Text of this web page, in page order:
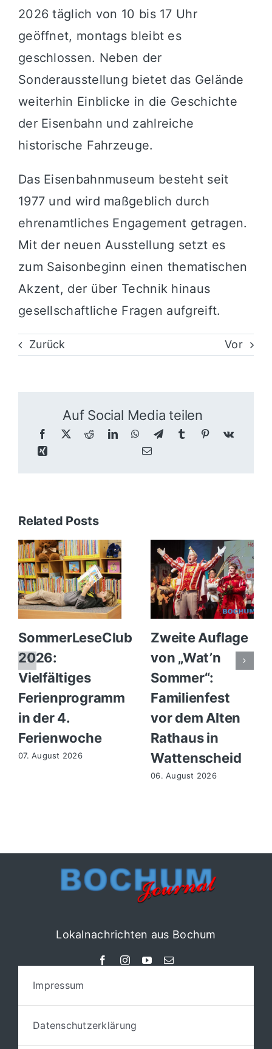
2026 täglich von 10 bis 17 Uhr
geöffnet, montags bleibt es
geschlossen. Neben der
Sonderausstellung bietet das Gelände
weiterhin Einblicke in die Geschichte
der Eisenbahn und zahlreiche
historische Fahrzeuge.
Das Eisenbahnmuseum besteht seit
1977 und wird maßgeblich durch
ehrenamtliches Engagement getragen.
Mit der neuen Ausstellung setzt es
zum Saisonbeginn einen thematischen
Akzent, der über Technik hinaus
gesellschaftliche Fragen aufgreift.
Zurück Vor
Auf Social Media teilen
Related Posts
SommerLeseClub
2026:
Vielfältiges
Ferienprogramm
in der 4.
Ferienwoche
07. August 2026
Zweite Auflage
von „Wat’n
Sommer“:
Familienfest
vor dem Alten
Rathaus in
Wattenscheid
06. August 2026
Lokalnachrichten aus Bochum
Impressum
Datenschutzerklärung